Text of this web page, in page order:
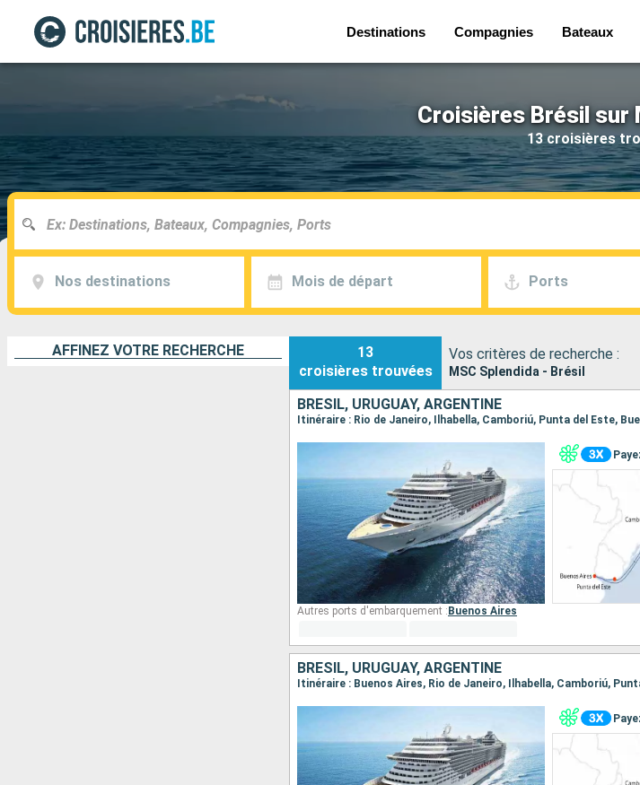
Destinations Compagnies Bateaux
Croisières Brésil sur
13 croisières
Nos destinations Mois de départ Ports
AFFINEZ VOTRE RECHERCHE
13
croisières trouvées
Vos critères de recherche :
MSC Splendida - Brésil
BRÉSIL, URUGUAY, ARGENTINE
Itinéraire : Rio de Janeiro, Ilhabella, Camboriú, Punta del Este,
Autres ports d'embarquement : Buenos Aires
BRÉSIL, URUGUAY, ARGENTINE
Itinéraire : Buenos Aires, Rio de Janeiro, Ilhabella, Camboriú,